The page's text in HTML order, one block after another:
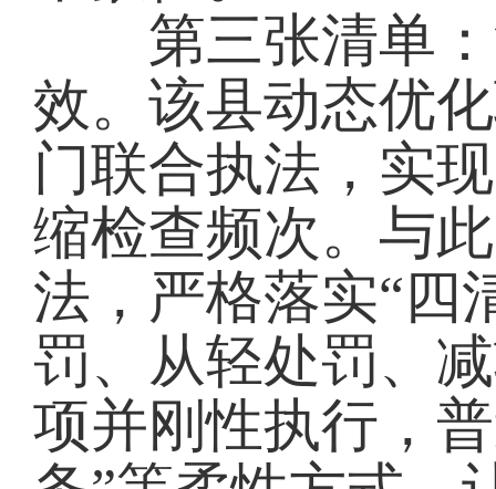
第三张清单：
效。该县动态优
门联合执法，实
缩检查频次。与
法，严格落实“四
罚、从轻处罚、
项并刚性执行，